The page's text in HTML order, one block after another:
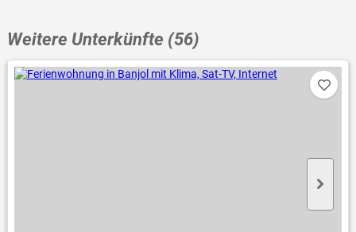
Weitere Unterkünfte (56)